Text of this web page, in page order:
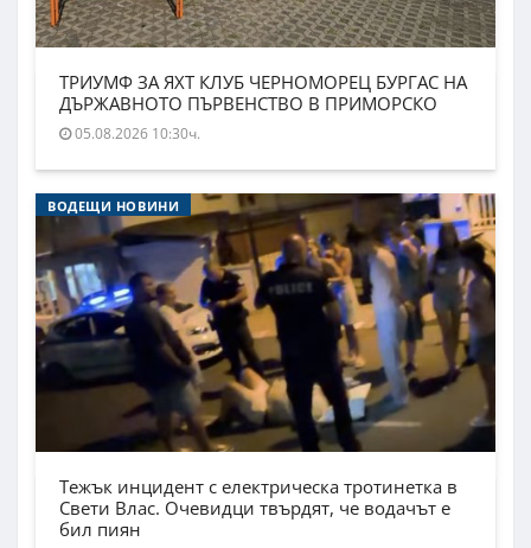
ТРИУМФ ЗА ЯХТ КЛУБ ЧЕРНОМОРЕЦ БУРГАС НА
ДЪРЖАВНОТО ПЪРВЕНСТВО В ПРИМОРСКО
05.08.2026 10:30ч.
ВОДЕЩИ НОВИНИ
Тежък инцидент с електрическа тротинетка в
Свети Влас. Очевидци твърдят, че водачът е
бил пиян